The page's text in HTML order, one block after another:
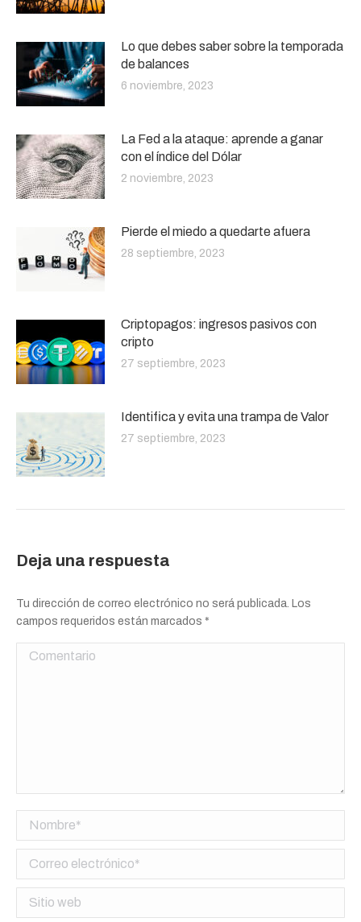
Lo que debes saber sobre la temporada
de balances
6 noviembre, 2023
La Fed a la ataque: aprende a ganar
con el índice del Dólar
2 noviembre, 2023
Pierde el miedo a quedarte afuera
28 septiembre, 2023
Criptopagos: ingresos pasivos con
cripto
27 septiembre, 2023
Identifica y evita una trampa de Valor
27 septiembre, 2023
Deja una respuesta
Tu dirección de correo electrónico no será publicada. Los
campos requeridos están marcados *
Comentario
Nombre *
Correo electrónico *
Sitio web